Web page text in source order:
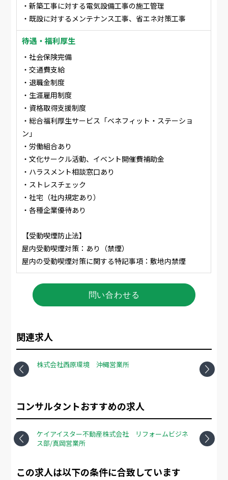
・新築工事に対する電気設備工事の施工管理
・既設に対するメンテナンス工事、省エネ対策工事
待遇・福利厚生
・社会保険完備
・交通費支給
・退職金制度
・生涯雇用制度
・資格取得支援制度
・総合福利厚生サービス「ベネフィット・ステーショ
ン」
・労働組合あり
・文化サークル活動、イベント開催費補助金
・ハラスメント相談窓口あり
・ストレスチェック
・社宅（社内規定あり）
・各種企業優待あり
【受動喫煙防止法】
屋内受動喫煙対策：あり（禁煙）
屋内の受動喫煙対策に関する特記事項：敷地内禁煙
問い合わせる
関連求人
株式会社西原環境 沖縄営業所
共同
所
コンサルタントおすすめの求人
ケイアイスター不動産株式会社 リフォームビジネ
ス部/真岡営業所
ケイ
ス部
この求人は以下の条件に合致しています